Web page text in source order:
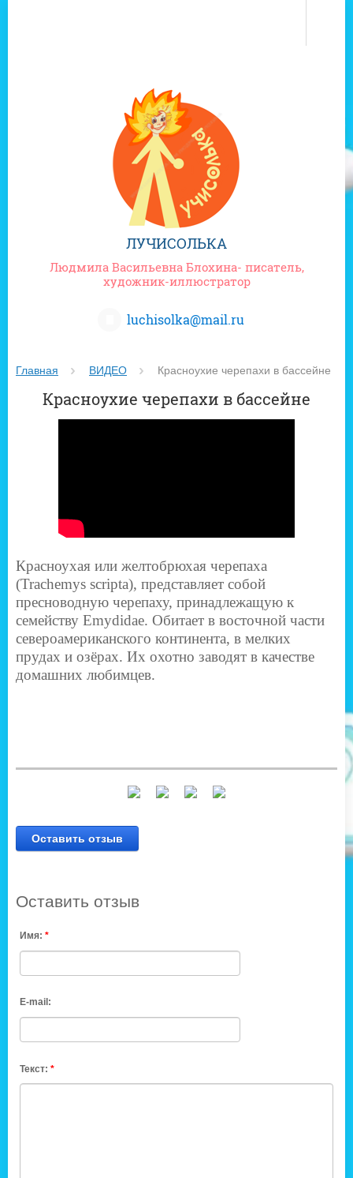
ЛУЧИСОЛЬКА
Людмила Васильевна Блохина- писатель,
художник-иллюстратор
luchisolka@mail.ru
Главная ВИДЕО Красноухие черепахи в бассейне
Красноухие черепахи в бассейне
Красноухая или желтобрюхая черепаха
(Trachemys scripta), представляет собой
пресноводную черепаху, принадлежащую к
семейству Emydidae. Обитает в восточной части
североамериканского континента, в мелких
прудах и озёрах. Их охотно заводят в качестве
домашних любимцев.
Оставить отзыв
Оставить отзыв
Имя: *
E-mail:
Текст: *